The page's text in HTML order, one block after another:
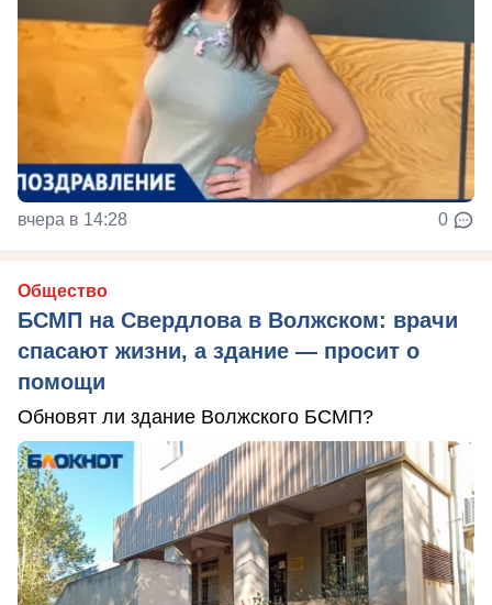
вчера в 14:28 0
Общество
БСМП на Свердлова в Волжском: врачи
спасают жизни, а здание — просит о
помощи
Обновят ли здание Волжского БСМП?